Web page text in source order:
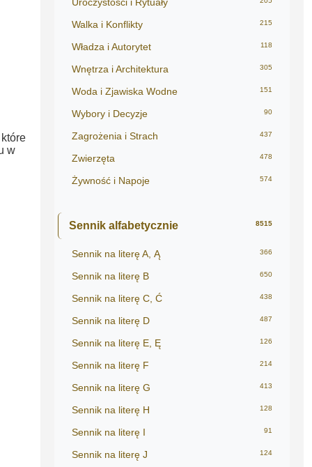
w
Walka i Konflikty 215
Władza i Autorytet 118
Wnętrza i Architektura 305
Woda i Zjawiska Wodne 151
Wybory i Decyzje 90
Zagrożenia i Strach 437
Zwierzęta 478
Żywność i Napoje 574
Sennik alfabetycznie 8515
Sennik na literę A, Ą 366
Sennik na literę B 650
Sennik na literę C, Ć 438
Sennik na literę D 487
Sennik na literę E, Ę 126
Sennik na literę F 214
Sennik na literę G 413
Sennik na literę H 128
Sennik na literę I 91
Sennik na literę J 124